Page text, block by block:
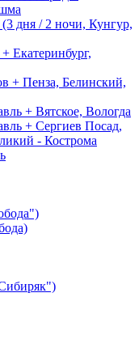
дня / 2 ночи, Кунгур,
Екатеринбург,
+ Пенза, Белинский,
+ Вятское, Вологда
+ Сергиев Посад,
- Кострома